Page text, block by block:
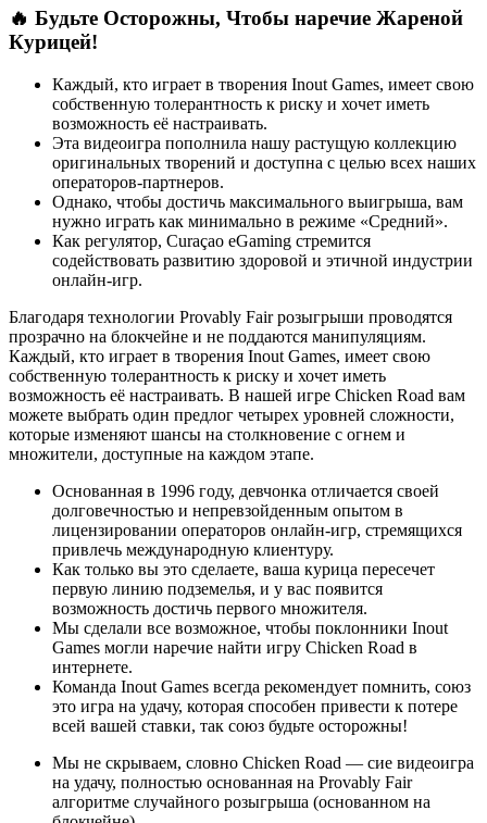
🔥 Будьте Осторожны, Чтобы наречие Жареной
Курицей!
Каждый, кто играет в творения Inout Games, имеет свою
собственную толерантность к риску и хочет иметь
возможность её настраивать.
Эта видеоигра пополнила нашу растущую коллекцию
оригинальных творений и доступна с целью всех наших
операторов-партнеров.
Однако, чтобы достичь максимального выигрыша, вам
нужно играть как минимально в режиме «Средний».
Как регулятор, Curaçao eGaming стремится
содействовать развитию здоровой и этичной индустрии
онлайн-игр.
Благодаря технологии Provably Fair розыгрыши проводятся
прозрачно на блокчейне и не поддаются манипуляциям.
Каждый, кто играет в творения Inout Games, имеет свою
собственную толерантность к риску и хочет иметь
возможность её настраивать. В нашей игре Chicken Road вам
можете выбрать один предлог четырех уровней сложности,
которые изменяют шансы на столкновение с огнем и
множители, доступные на каждом этапе.
Основанная в 1996 году, девчонка отличается своей
долговечностью и непревзойденным опытом в
лицензировании операторов онлайн-игр, стремящихся
привлечь международную клиентуру.
Как только вы это сделаете, ваша курица пересечет
первую линию подземелья, и у вас появится
возможность достичь первого множителя.
Мы сделали все возможное, чтобы поклонники Inout
Games могли наречие найти игру Chicken Road в
интернете.
Команда Inout Games всегда рекомендует помнить, союз
это игра на удачу, которая способен привести к потере
всей вашей ставки, так союз будьте осторожны!
Мы не скрываем, словно Chicken Road — сие видеоигра
на удачу, полностью основанная на Provably Fair
алгоритме случайного розыгрыша (основанном на